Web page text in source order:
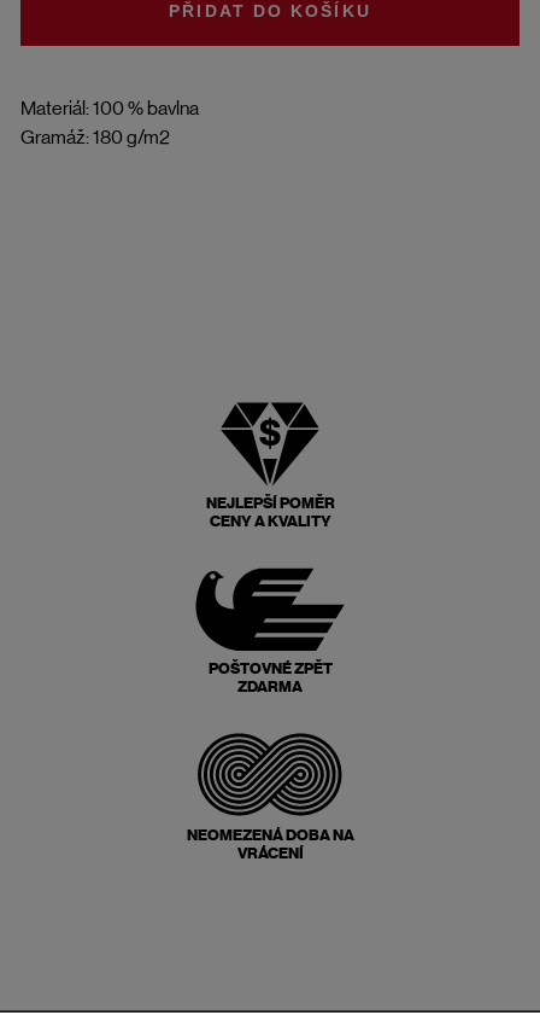
Materiál: 100 % bavlna
Gramáž: 180 g/m2
DO KOŠÍKU
NEJLEPŠÍ POMĚR
CENY A KVALITY
POŠTOVNÉ ZPĚT
ZDARMA
NEOMEZENÁ DOBA NA
VRÁCENÍ